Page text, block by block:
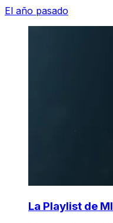
El año pasado
La Playlist de